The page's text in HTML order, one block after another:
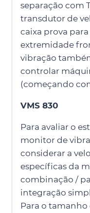
separação com
transdutor de
caixa prova
extremidade
vibração
controlar
(começando
VMS 830
Para avaliar o
monitor de
considerar a
específicas da
combinação /
integração
Para o tamanho